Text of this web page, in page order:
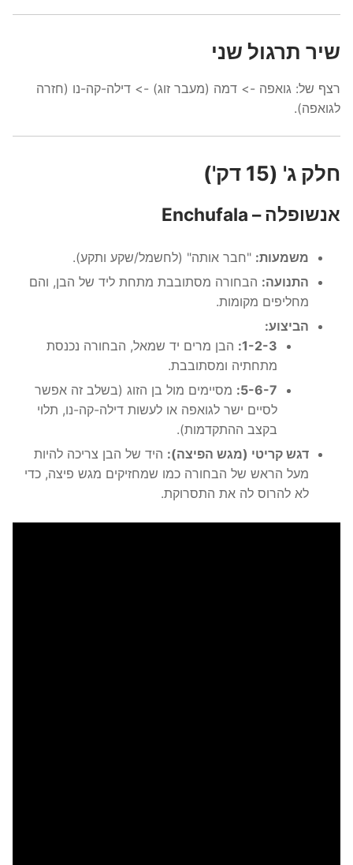
שיר תרגול שני
רצף של: גואפה -> דמה (מעבר זוג) -> דילה-קה-נו (חזרה
לגואפה).
חלק ג' (15 דק')
אנשופלה – Enchufala
משמעות: "חבר אותה" (לחשמל/שקע ותקע).
התנועה: הבחורה מסתובבת מתחת ליד של הבן, והם
מחליפים מקומות.
הביצוע:
1-2-3: הבן מרים יד שמאל, הבחורה נכנסת
מתחתיה ומסתובבת.
5-6-7: מסיימים מול בן הזוג (בשלב זה אפשר
לסיים ישר לגואפה או לעשות דילה-קה-נו, תלוי
בקצב ההתקדמות).
דגש קריטי (מגש הפיצה): היד של הבן צריכה להיות
מעל הראש של הבחורה כמו שמחזיקים מגש פיצה, כדי
לא להרוס לה את התסרוקת.